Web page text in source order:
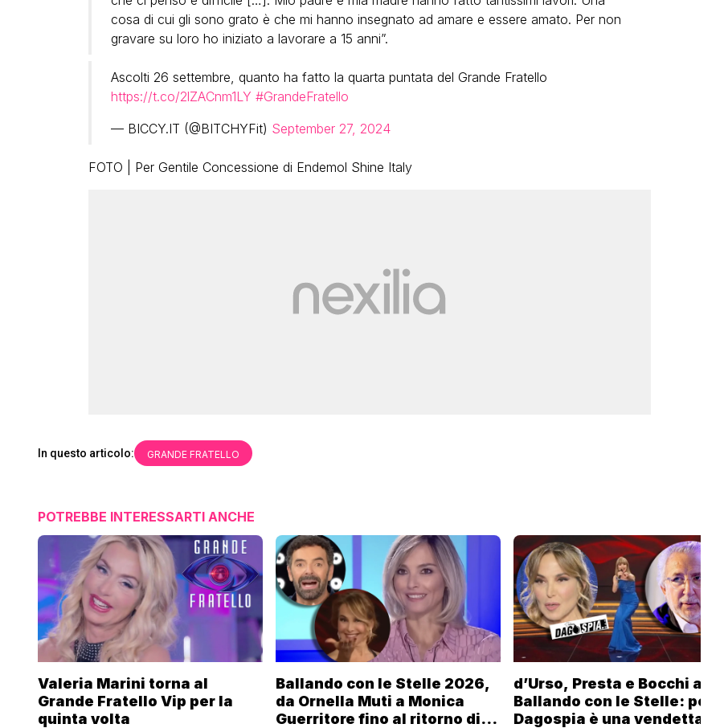
cosa di cui gli sono grato è che mi hanno insegnato ad amare e essere amato. Per non
gravare su loro ho iniziato a lavorare a 15 anni”.
Ascolti 26 settembre, quanto ha fatto la quarta puntata del Grande Fratello
https://t.co/2lZACnm1LY #GrandeFratello
— BICCY.IT (@BITCHYFit) September 27, 2024
FOTO | Per Gentile Concessione di Endemol Shine Italy
In questo articolo: GRANDE FRATELLO
POTREBBE INTERESSARTI ANCHE
Valeria Marini torna al
Grande Fratello Vip per la
quinta volta
Ballando con le Stelle 2026,
da Ornella Muti a Monica
Guerritore fino al ritorno di
d’Urso, Presta e Bocchi a
Ballando con le Stelle: per
Dagospia è una vendetta